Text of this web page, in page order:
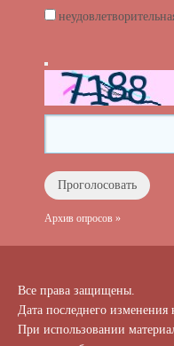
Архив опросов »
Все права защищены.
Дата последнего изменения
При использовании